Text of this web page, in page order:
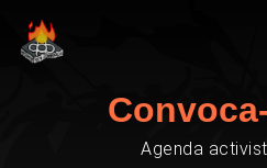
Agenda